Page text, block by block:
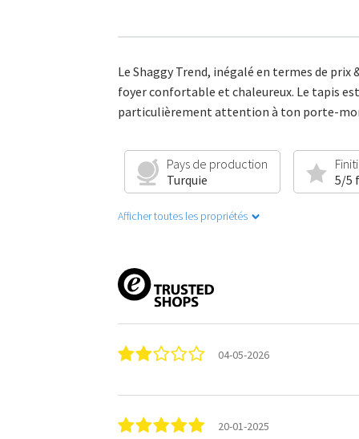
Le Shaggy Trend, inégalé en termes de
foyer confortable et chaleureux. Le tapis
particulièrement attention à ton porte-
Pays de production
Turquie
5/5
Afficher toutes les propriétés
04-05-2026
20-01-2025